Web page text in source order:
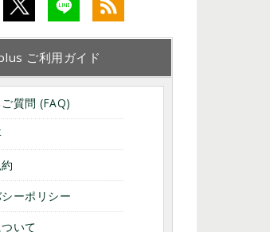
ご利用ガイド
質問 (FAQ)
ーポリシー
いて